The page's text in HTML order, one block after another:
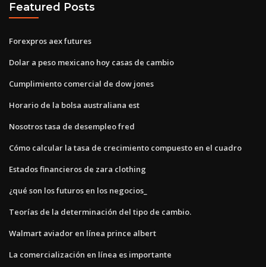
Featured Posts
Forexpros aex futures
Dolar a peso mexicano hoy casas de cambio
Cumplimiento comercial de dow jones
Horario de la bolsa australiana est
Nosotros tasa de desempleo fred
Cómo calcular la tasa de crecimiento compuesto en el cuadro
Estados financieros de zara clothing
¿qué son los futuros en los negocios_
Teorías de la determinación del tipo de cambio.
Walmart aviador en línea prince albert
La comercialización en línea es importante